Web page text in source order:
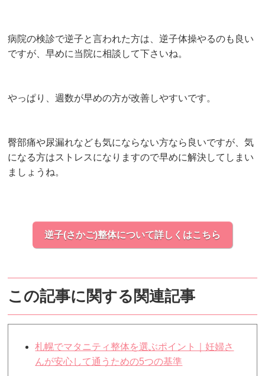
病院の検診で逆子と言われた方は、逆子体操やるのも良い
ですが、早めに当院に相談して下さいね。
やっぱり、週数が早めの方が改善しやすいです。
臀部痛や尿漏れなども気にならない方なら良いですが、気
になる方はストレスになりますので早めに解決してしまい
ましょうね。
逆子(さかご)整体について詳しくはこちら
この記事に関する関連記事
札幌でマタニティ整体を選ぶポイント｜妊婦さ
んが安心して通うための5つの基準